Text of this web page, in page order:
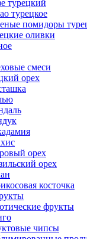
турецкий
турецкое
помидоры
оливки
смеси
орех
орех
орех
косточка
фрукты
чипсы